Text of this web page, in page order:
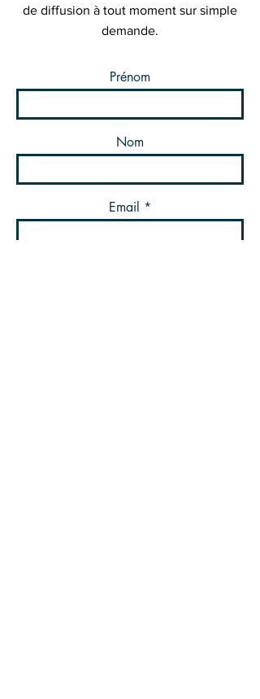
de diffusion à tout moment sur simple
demande.
Prénom
Nom
Email